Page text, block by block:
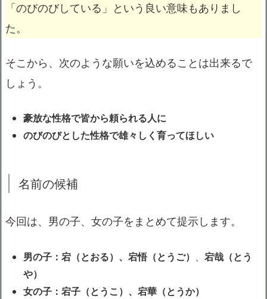
「のびのびしている」という良い意味もありまし
た。
そこから、次のような願いを込めることは出来るで
しょう。
豪放な性格で皆から頼られる人に
のびのびとした性格で雄々しく育ってほしい
名前の候補
今回は、男の子、女の子をまとめて提示します。
男の子：宕（とおる）、宕悟（とうご） 、 宕哉（とう
や）
女の子：宕子（とうこ）、宕華（とうか）